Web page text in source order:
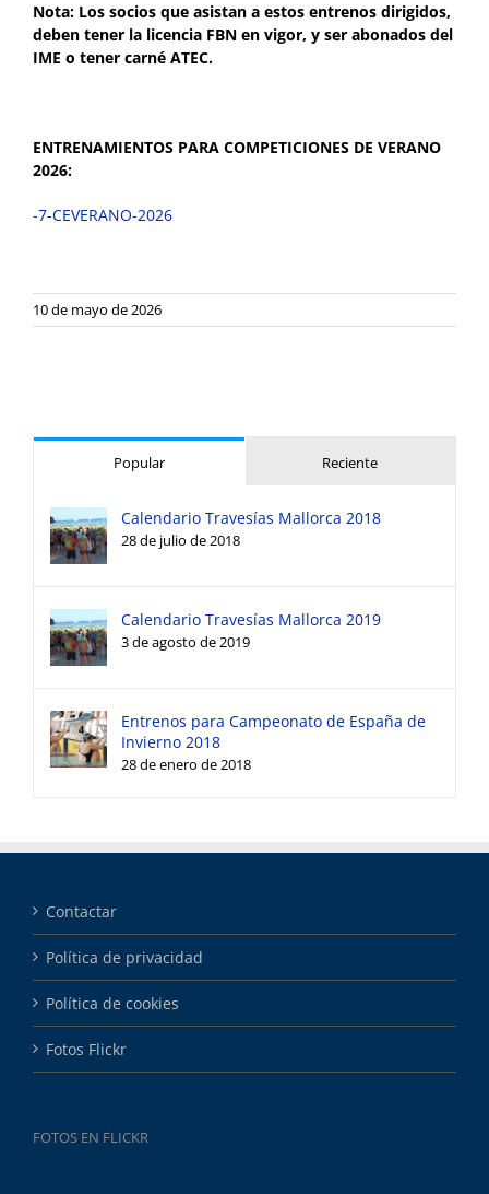
Nota: Los socios que asistan a estos entrenos dirigidos,
deben tener la licencia FBN en vigor, y ser abonados del
IME o tener carné ATEC.
ENTRENAMIENTOS PARA COMPETICIONES DE VERANO
2026:
-7-CEVERANO-2026
10 de mayo de 2026
Popular Reciente
Calendario Travesías Mallorca 2018
28 de julio de 2018
Calendario Travesías Mallorca 2019
3 de agosto de 2019
Entrenos para Campeonato de España de
Invierno 2018
28 de enero de 2018
Contactar
Política de privacidad
Política de cookies
Fotos Flickr
FOTOS EN FLICKR